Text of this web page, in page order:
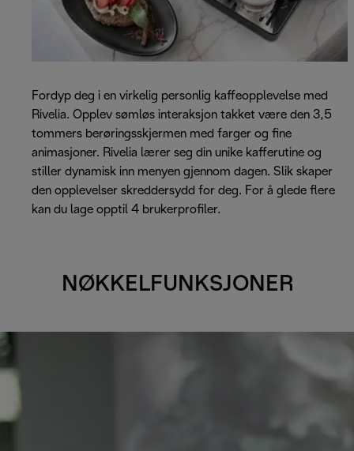
Fordyp deg i en virkelig personlig kaffeopplevelse med
Rivelia. Opplev sømløs interaksjon takket være den 3,5
tommers berøringsskjermen med farger og fine
animasjoner. Rivelia lærer seg din unike kafferutine og
stiller dynamisk inn menyen gjennom dagen. Slik skaper
den opplevelser skreddersydd for deg. For å glede flere
kan du lage opptil 4 brukerprofiler.
NØKKELFUNKSJONER